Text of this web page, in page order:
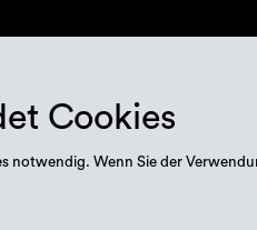
Cookies
notwendig. Wenn Sie der